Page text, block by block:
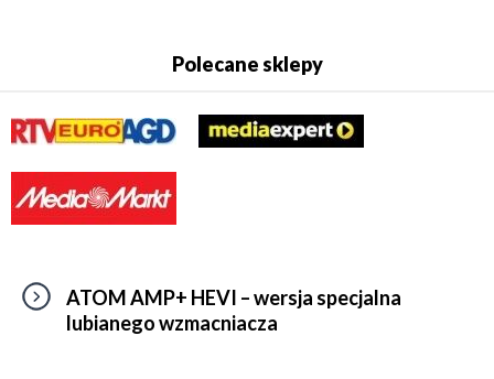
Polecane sklepy
ATOM AMP+ HEVI – wersja specjalna
lubianego wzmacniacza